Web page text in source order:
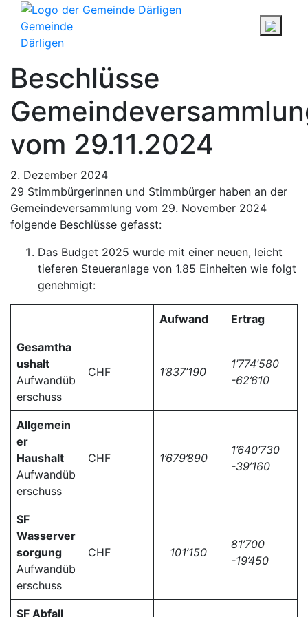
Gemeinde
Därligen
Beschlüsse
vom 29.11.2024
2. Dezember 2024
29 Stimmbürgerinnen und Stimmbürger haben an der
Gemeindeversammlung vom 29. November 2024
folgende Beschlüsse gefasst:
Das Budget 2025 wurde mit einer neuen, leicht
tieferen Steueranlage von 1.85 Einheiten wie folgt
genehmigt:
Aufwand Ertrag
Gesamtha
ushalt
Aufwandüb
erschuss
CHF 1’837’190
1’774’580
-62’610
Allgemein
er
Haushalt
Aufwandüb
erschuss
CHF 1’679’890
1’640’730
-39’160
SF
Wasserver
sorgung
Aufwandüb
erschuss
CHF 101’150
81’700
-19’450
SF Abfall